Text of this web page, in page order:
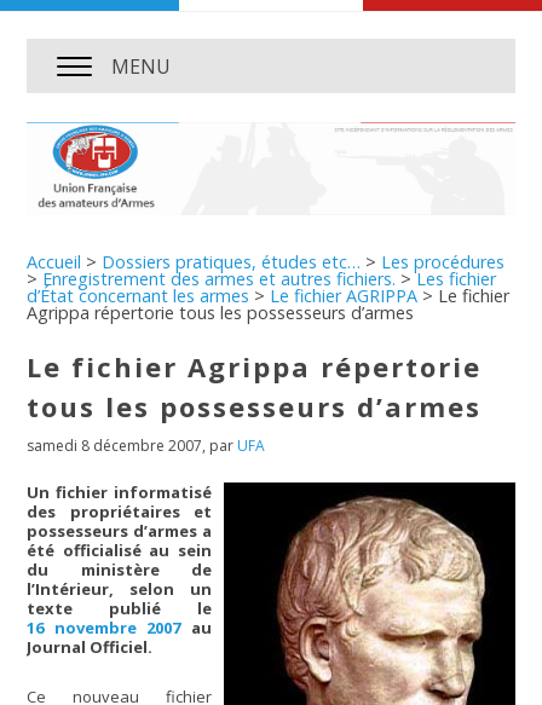
MENU
Accueil > Dossiers pratiques, études etc… > Les procédures
> Enregistrement des armes et autres fichiers. >Les fichier
d’État concernant les armes > Le fichier AGRIPPA > Le fichier
Agrippa répertorie tous les possesseurs d’armes
Le fichier Agrippa répertorie
tous les possesseurs d’armes
samedi 8 décembre 2007, par UFA
Un fichier informatisé
des propriétaires et
possesseurs d’armes a
été officialisé au sein
du ministère de
l’Intérieur, selon un
texte publié le
16 novembre 2007au
Journal Officiel.
Ce nouveau fichier